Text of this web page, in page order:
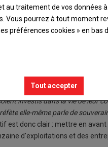
Renaud, agriculteur et
de croisière de son
pour la commune, qui compte
participation les plus élevés en
car, selon le nouveau
investis dans la vie de leur
elle-même parle de
est donc clair : mettre en avant
d'exploitations et des
au traitement de vos données
Vous pourrez à tout moment
préférences cookies » en bas
Tout accepter